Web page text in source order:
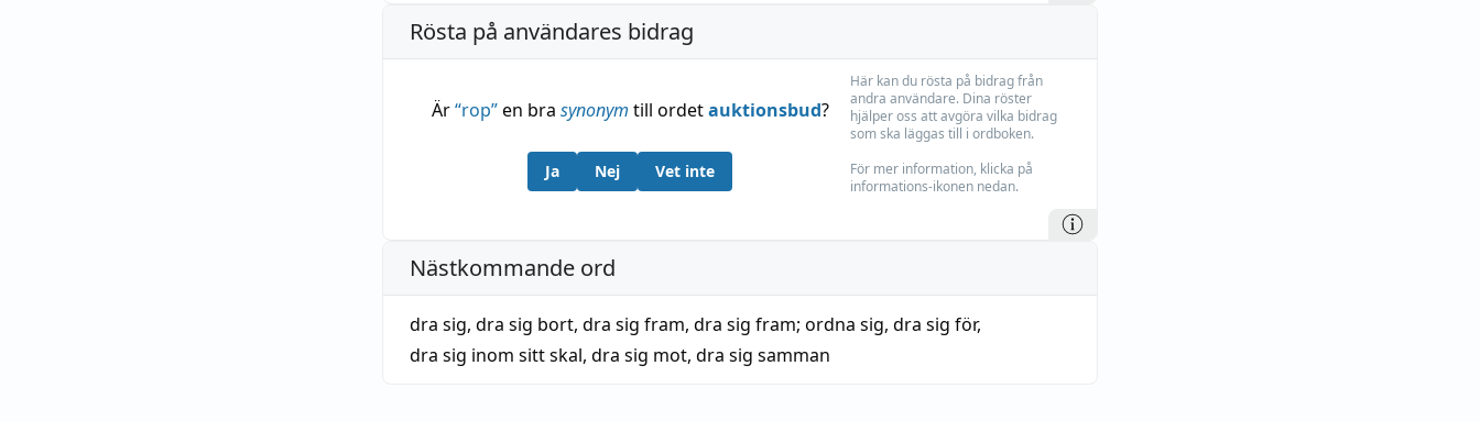
Rösta på användares bidrag
Är“rop”en bra synonym till ordetauktionsbud?
Ja Nej Vet inte
Här kan du rösta på bidrag från
andra användare. Dina röster
hjälper oss att avgöra vilka bidrag
som ska läggas till i ordboken.
För mer information, klicka på
informations-ikonen nedan.
Nästkommande ord
dra sig, dra sig bort, dra sig fram, dra sig fram; ordna sig, dra sig för,
dra sig inom sitt skal, dra sig mot, dra sig samman